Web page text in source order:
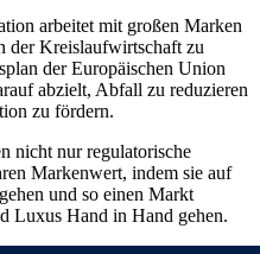
arbeitet mit großen Marken
der Kreislaufwirtschaft zu
der Europäischen Union
abzielt, Abfall zu reduzieren
zu fördern.
nicht nur regulatorische
Markenwert, indem sie auf
und so einen Markt
Luxus Hand in Hand gehen.